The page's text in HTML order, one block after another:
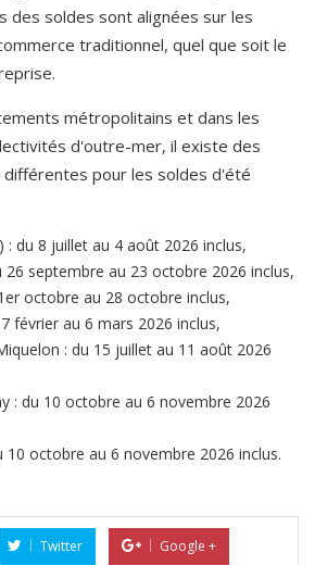
des soldes sont alignées sur les
traditionnel, quel que soit le
métropolitains et dans les
d'outre-mer, il existe des
pour les soldes d'été
: du 8 juillet au 4 août 2026 inclus,
26 septembre au 23 octobre 2026 inclus,
octobre au 28 octobre inclus,
février au 6 mars 2026 inclus,
: du 15 juillet au 11 août 2026
: du 10 octobre au 6 novembre 2026
10 octobre au 6 novembre 2026 inclus.
Twitter
Google +